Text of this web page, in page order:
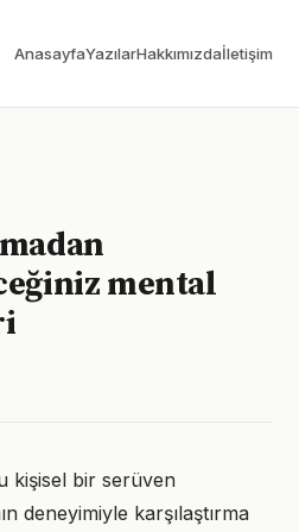
AnasayfaYazılarHakkımızdaİletişim
mental
kişisel bir serüven
deneyimiyle karşılaştırma